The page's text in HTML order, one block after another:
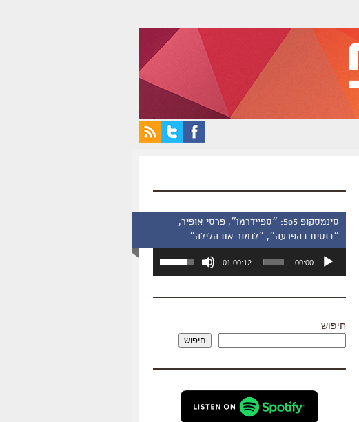
סינמסקופ 505: ״ספיידרמן״, פרסי אופיר,
״בוסית בהפרעה״, ״לגמור את הלילה״
אודיו
00:00
01:00:12
השתמש
כדי
שמע.
חיפוש
חיפוש